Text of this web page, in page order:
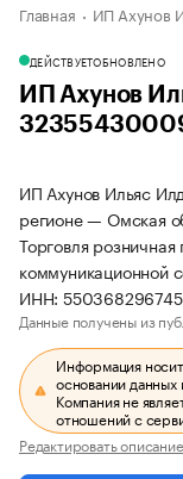
Главная ИП Ахунов
ДЕЙСТВУЕТОБНОВЛЕНО
ИП Ахунов
ИП Ахунов Ильяс
регионе — Омская
Торговля
коммуникационной
ИНН:
Данные получены из
Информация
основании данных
Компания не
отношений с
Редактировать описание